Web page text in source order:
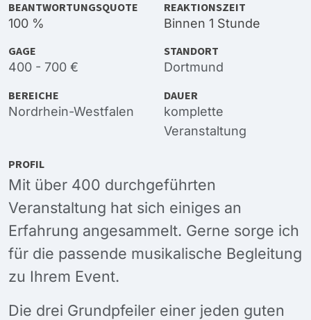
BEANTWORTUNGSQUOTE
100 %
REAKTIONSZEIT
Binnen 1 Stunde
GAGE
400 - 700 €
STANDORT
Dortmund
BEREICHE
Nordrhein-Westfalen
DAUER
komplette
Veranstaltung
PROFIL
Mit über 400 durchgeführten
Veranstaltung hat sich einiges an
Erfahrung angesammelt. Gerne sorge ich
für die passende musikalische Begleitung
zu Ihrem Event.
Die drei Grundpfeiler einer jeden guten